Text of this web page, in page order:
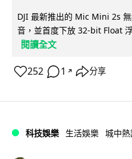
DJI 最新推出的 Mic Mini 2s
音，並首度下放 32-bit Float
閱讀全文
252 1 ↗ 分享
科技娛樂 生活娛樂 城中